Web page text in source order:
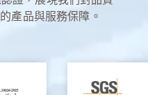
產品與服務保障。